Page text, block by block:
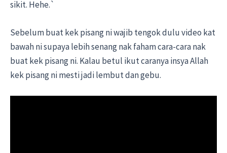
sikit. Hehe.`
Sebelum buat kek pisang ni wajib tengok dulu video kat
bawah ni supaya lebih senang nak faham cara-cara nak
buat kek pisang ni. Kalau betul ikut caranya insya Allah
kek pisang ni mesti jadi lembut dan gebu.